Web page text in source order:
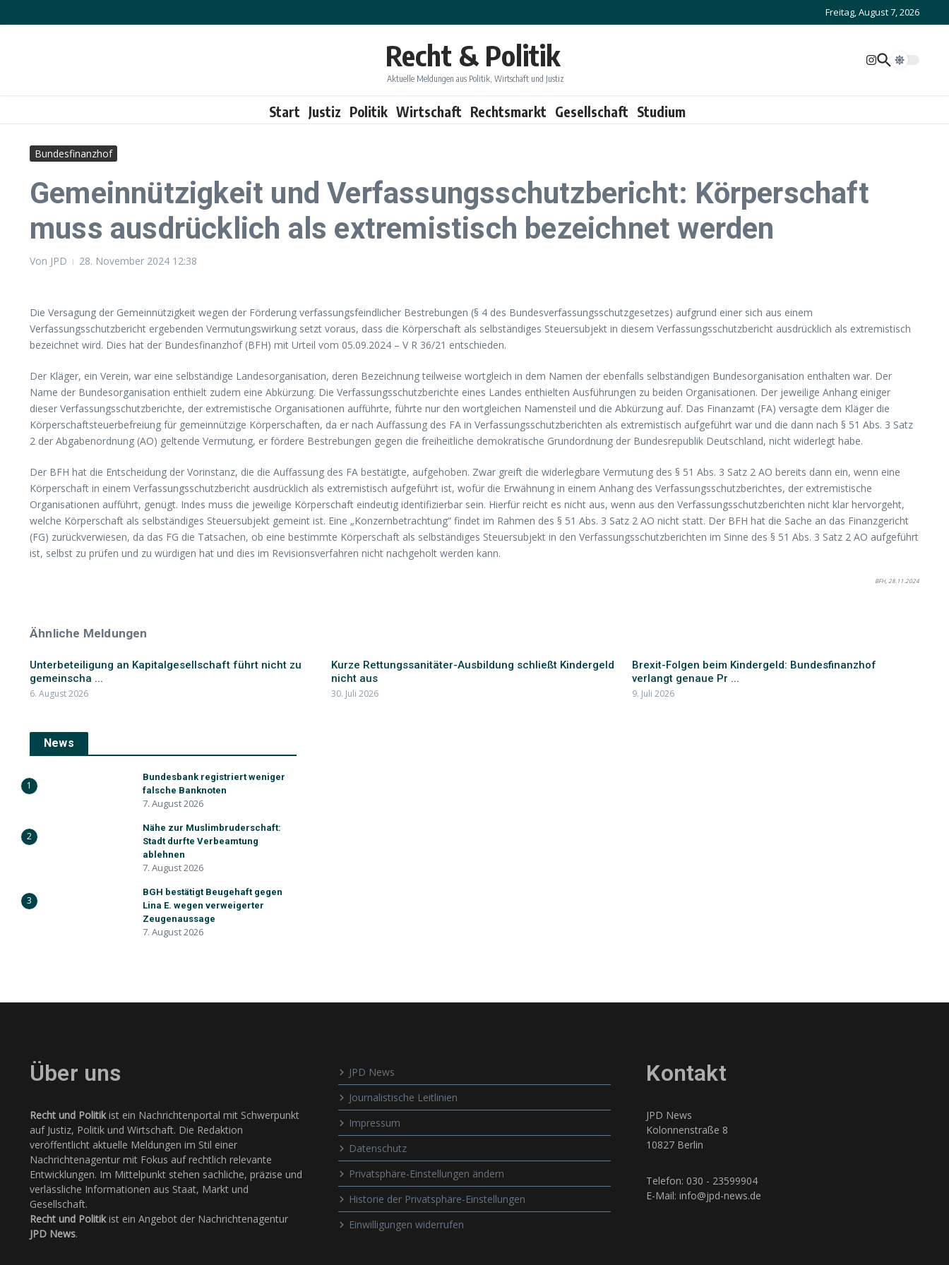
Freitag, August 7, 2026
Recht & Politik
Aktuelle Meldungen aus Politik, Wirtschaft und Justiz
Start Justiz Politik Wirtschaft Rechtsmarkt Gesellschaft Studium
Bundesfinanzhof
Gemeinnützigkeit und Verfassungsschutzbericht: Körperschaft
muss ausdrücklich als extremistisch bezeichnet werden
Von JPD 28. November 2024 12:38
Die Versagung der Gemeinnützigkeit wegen der Förderung verfassungsfeindlicher Bestrebungen (§ 4 des Bundesverfassungsschutzgesetzes) aufgrund einer sich aus einem
Verfassungsschutzbericht ergebenden Vermutungswirkung setzt voraus, dass die Körperschaft als selbständiges Steuersubjekt in diesem Verfassungsschutzbericht ausdrücklich als extremistisch
bezeichnet wird. Dies hat der Bundesfinanzhof (BFH) mit Urteil vom 05.09.2024 – V R 36/21 entschieden.
Der Kläger, ein Verein, war eine selbständige Landesorganisation, deren Bezeichnung teilweise wortgleich in dem Namen der ebenfalls selbständigen Bundesorganisation enthalten war. Der
Name der Bundesorganisation enthielt zudem eine Abkürzung. Die Verfassungsschutzberichte eines Landes enthielten Ausführungen zu beiden Organisationen. Der jeweilige Anhang einiger
dieser Verfassungsschutzberichte, der extremistische Organisationen aufführte, führte nur den wortgleichen Namensteil und die Abkürzung auf. Das Finanzamt (FA) versagte dem Kläger die
Körperschaftsteuerbefreiung für gemeinnützige Körperschaften, da er nach Auffassung des FA in Verfassungsschutzberichten als extremistisch aufgeführt war und die dann nach § 51 Abs. 3 Satz
2 der Abgabenordnung (AO) geltende Vermutung, er fördere Bestrebungen gegen die freiheitliche demokratische Grundordnung der Bundesrepublik Deutschland, nicht widerlegt habe.
Der BFH hat die Entscheidung der Vorinstanz, die die Auffassung des FA bestätigte, aufgehoben. Zwar greift die widerlegbare Vermutung des § 51 Abs. 3 Satz 2 AO bereits dann ein, wenn eine
Körperschaft in einem Verfassungsschutzbericht ausdrücklich als extremistisch aufgeführt ist, wofür die Erwähnung in einem Anhang des Verfassungsschutzberichtes, der extremistische
Organisationen aufführt, genügt. Indes muss die jeweilige Körperschaft eindeutig identifizierbar sein. Hierfür reicht es nicht aus, wenn aus den Verfassungsschutzberichten nicht klar hervorgeht,
welche Körperschaft als selbständiges Steuersubjekt gemeint ist. Eine „Konzernbetrachtung“ findet im Rahmen des § 51 Abs. 3 Satz 2 AO nicht statt. Der BFH hat die Sache an das Finanzgericht
(FG) zurückverwiesen, da das FG die Tatsachen, ob eine bestimmte Körperschaft als selbständiges Steuersubjekt in den Verfassungsschutzberichten im Sinne des § 51 Abs. 3 Satz 2 AO aufgeführt
ist, selbst zu prüfen und zu würdigen hat und dies im Revisionsverfahren nicht nachgeholt werden kann.
BFH, 28.11.2024
Ähnliche Meldungen
Unterbeteiligung an Kapitalgesellschaft führt nicht zu
gemeinscha ...
6. August 2026
Kurze Rettungssanitäter-Ausbildung schließt Kindergeld
nicht aus
30. Juli 2026
Brexit-Folgen beim Kindergeld: Bundesfinanzhof
verlangt genaue Pr ...
9. Juli 2026
News
1
Bundesbank registriert weniger
falsche Banknoten
7. August 2026
2
Nähe zur Muslimbruderschaft:
Stadt durfte Verbeamtung
ablehnen
7. August 2026
3
BGH bestätigt Beugehaft gegen
Lina E. wegen verweigerter
Zeugenaussage
7. August 2026
Über uns
Recht und Politikist ein Nachrichtenportal mit Schwerpunkt
auf Justiz, Politik und Wirtschaft. Die Redaktion
veröffentlicht aktuelle Meldungen im Stil einer
Nachrichtenagentur mit Fokus auf rechtlich relevante
Entwicklungen. Im Mittelpunkt stehen sachliche, präzise und
verlässliche Informationen aus Staat, Markt und
Gesellschaft.
Recht und Politikist ein Angebot der Nachrichtenagentur
JPD News.
JPD News
Journalistische Leitlinien
Impressum
Datenschutz
Privatsphäre-Einstellungen ändern
Historie der Privatsphäre-Einstellungen
Einwilligungen widerrufen
Kontakt
JPD News
Kolonnenstraße 8
10827 Berlin
Telefon: 030 - 23599904
E-Mail: info@jpd-news.de